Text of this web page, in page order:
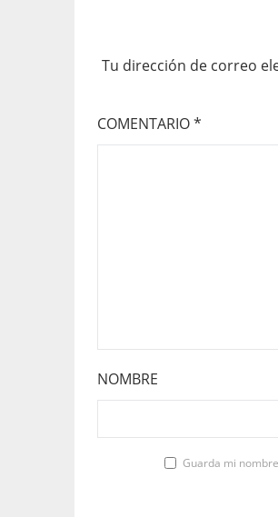
Tu dirección de correo
COMENTARIO*
NOMBRE
Guarda mi